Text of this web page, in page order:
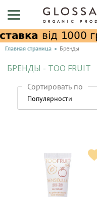
Главная страница Бренды
БРЕНДЫ - TOO FRUIT
Сортировать по